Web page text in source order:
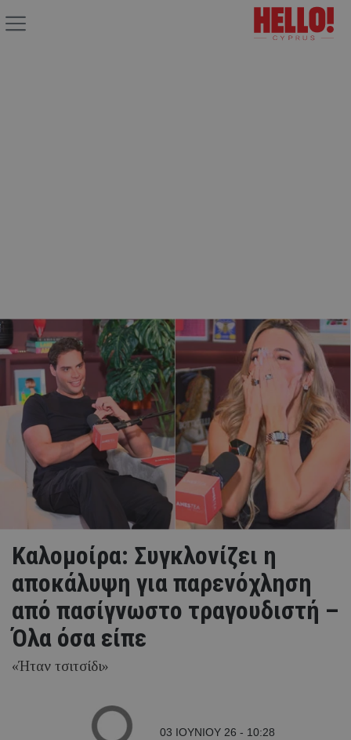
Καλομοίρα: Συγκλονίζει η
αποκάλυψη για παρενόχληση
από πασίγνωστο τραγουδιστή –
Όλα όσα είπε
«Ήταν τσιτσίδι»
03 ΙΟΥΝΙΟΥ 26 - 10:28